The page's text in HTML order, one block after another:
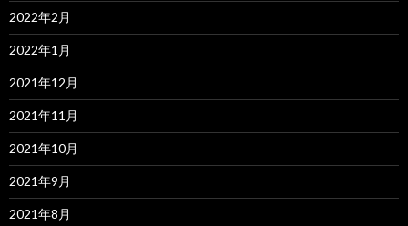
2022年2月
2022年1月
2021年12月
2021年11月
2021年10月
2021年9月
2021年8月